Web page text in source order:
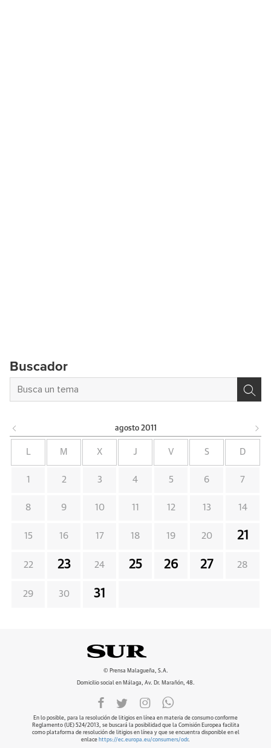
Buscador
agosto 2011
L M X J V S D
1 2 3 4 5 6 7
8 9 10 11 12 13 14
15 16 17 18 19 20 21
22 23 24 25 26 27 28
29 30 31
© Prensa Malagueña, S.A.
Domicilio social en Málaga, Av. Dr. Marañón, 48.
En lo posible, para la resolución de litigios en línea en materia de consumo conforme
Reglamento (UE) 524/2013, se buscará la posibilidad que la Comisión Europea facilita
como plataforma de resolución de litigios en línea y que se encuentra disponible en el
enlace https://ec.europa.eu/consumers/odr.